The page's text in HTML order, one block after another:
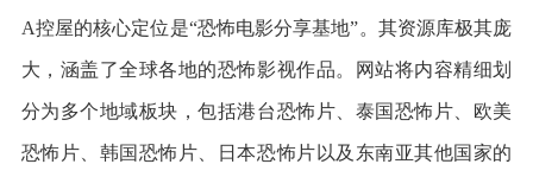
A控屋的核心定位是“恐怖电影分享基地”。其资源库极其庞
大，涵盖了全球各地的恐怖影视作品。网站将内容精细划
分为多个地域板块，包括港台恐怖片、泰国恐怖片、欧美
恐怖片、韩国恐怖片、日本恐怖片以及东南亚其他国家的